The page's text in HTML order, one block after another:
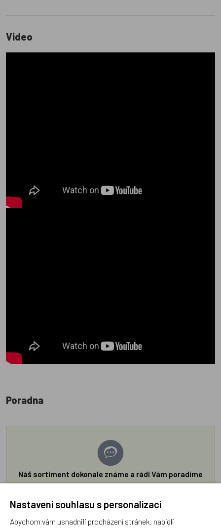
Video
Poradna
Náš sortiment dokonale známe a rádi Vám poradíme
s výběrem (Po–Pá, 10–17 hod).
Jsme tu vždy rádi pro Vás! Váš rodinný obchod
Dráček.cz
Položit dotaz
Nastavení souhlasu s personalizací
Abychom vám usnadnili procházení stránek, nabídli